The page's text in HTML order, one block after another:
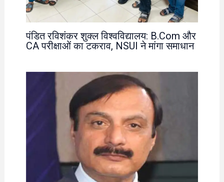
पंडित रविशंकर शुक्ल विश्वविद्यालय: B.Com और
CA परीक्षाओं का टकराव, NSUI ने मांगा समाधान